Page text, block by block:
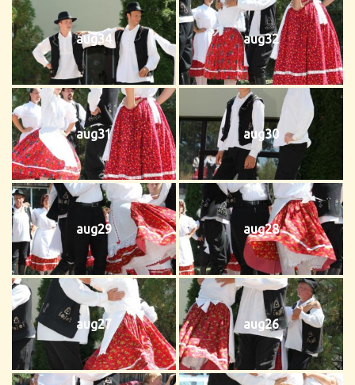
aug34 aug32
aug31 aug30
aug29 aug28
aug27 aug26